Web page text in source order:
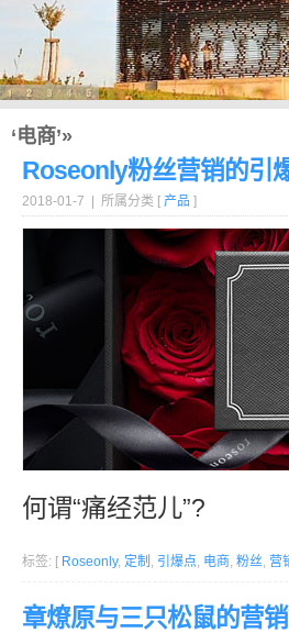
‘电商’»
Roseonly粉丝营销的引
2018-01-7 | 所属分类 [ 产品 ]
何谓“痛经范儿”?
标签: [ Roseonly, 定制 , 引爆点, 电商, 粉丝, 营
章燎原与三只松鼠的营